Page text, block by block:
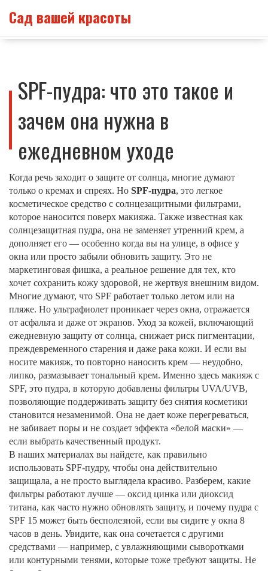
Сад вашей красоты
SPF-пудра: что это такое и
зачем она нужна в
ежедневном уходе
Когда речь заходит о защите от солнца, многие думают
только о кремах и спреях. Но SPF-пудра, это легкое
косметическое средство с солнцезащитными фильтрами,
которое наносится поверх макияжа. Также известная как
солнцезащитная пудра, она не заменяет утренний крем, а
дополняет его — особенно когда вы на улице, в офисе у
окна или просто забыли обновить защиту. Это не
маркетинговая фишка, а реальное решение для тех, кто
хочет сохранить кожу здоровой, не жертвуя внешним видом.
Многие думают, что SPF работает только летом или на
пляже. Но ультрафиолет проникает через окна, отражается
от асфальта и даже от экранов. Уход за кожей, включающий
ежедневную защиту от солнца, снижает риск пигментации,
преждевременного старения и даже рака кожи. И если вы
носите макияж, то повторно наносить крем — неудобно,
липко, размазывает тональный крем. Именно здесь макияж с
SPF, это пудра, в которую добавлены фильтры UVA/UVB,
позволяющие поддерживать защиту без снятия косметики
становится незаменимой. Она не дает коже перегреваться,
не забивает поры и не создает эффекта «белой маски» —
если выбрать качественный продукт.
В наших материалах вы найдете, как правильно
использовать SPF-пудру, чтобы она действительно
защищала, а не просто выглядела красиво. Разберем, какие
фильтры работают лучше — оксид цинка или диоксид
титана, как часто нужно обновлять защиту, и почему пудра с
SPF 15 может быть бесполезной, если вы сидите у окна 8
часов в день. Увидите, как она сочетается с другими
средствами — например, с увлажняющими сыворотками
или контурными тенями, которые тоже требуют защиты. Не